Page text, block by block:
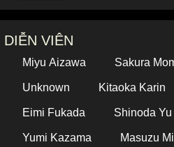
DIỄN VIÊN
Miyu Aizawa Sakura
Unknown Kitaoka Karin
Eimi Fukada Shinoda Yu
Yumi Kazama Masuzu